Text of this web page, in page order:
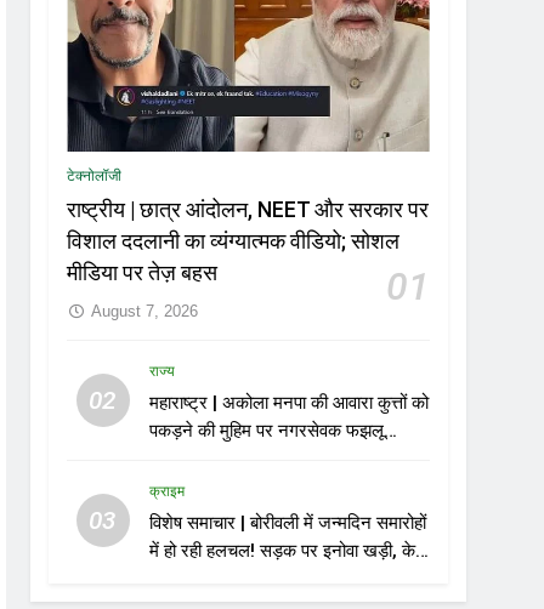
टेक्नोलॉजी
राष्ट्रीय | छात्र आंदोलन, NEET और सरकार पर
विशाल ददलानी का व्यंग्यात्मक वीडियो; सोशल
मीडिया पर तेज़ बहस
01
August 7, 2026
02
राज्य
महाराष्ट्र | अकोला मनपा की आवारा कुत्तों को
पकड़ने की मुहिम पर नगरसेवक फझलू
03
क्राइम
विशेष समाचार | बोरीवली में जन्मदिन समारोहों
में हो रही हलचल! सड़क पर इनोवा खड़ी, केक